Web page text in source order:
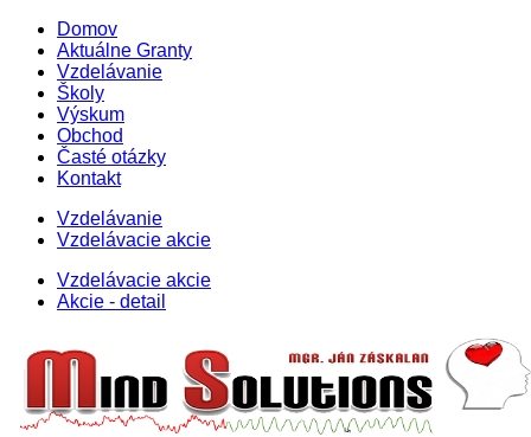
Domov
Aktuálne Granty
Vzdelávanie
Školy
Výskum
Obchod
Časté otázky
Kontakt
Vzdelávanie
Vzdelávacie akcie
Vzdelávacie akcie
Akcie - detail